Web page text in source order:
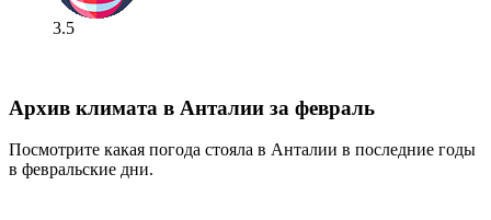
3.5
Архив климата в Анталии за февраль
Посмотрите какая погода стояла в Анталии в последние годы
в февральские дни.